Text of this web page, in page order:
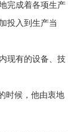
完成着各项生产
投入到生产当
现有的设备、技
时候，他由衷地